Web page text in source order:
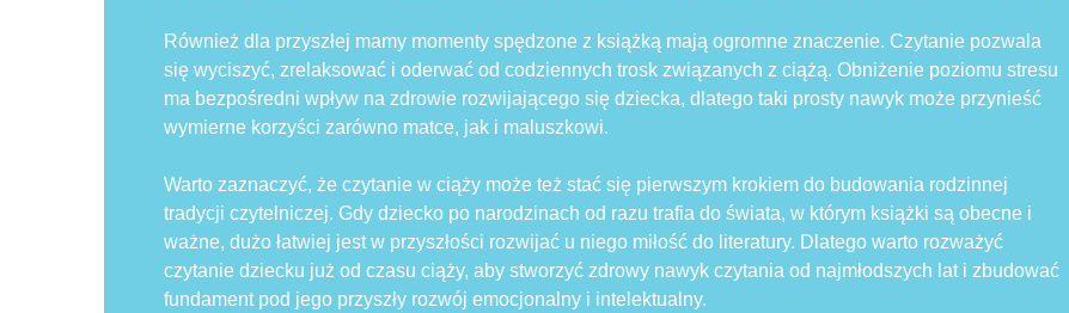
Również dla przyszłej mamy momenty spędzone z książką mają ogromne znaczenie. Czytanie pozwala
się wyciszyć, zrelaksować i oderwać od codziennych trosk związanych z ciążą. Obniżenie poziomu stresu
ma bezpośredni wpływ na zdrowie rozwijającego się dziecka, dlatego taki prosty nawyk może przynieść
wymierne korzyści zarówno matce, jak i maluszkowi.
Warto zaznaczyć, że czytanie w ciąży może też stać się pierwszym krokiem do budowania rodzinnej
tradycji czytelniczej. Gdy dziecko po narodzinach od razu trafia do świata, w którym książki są obecne i
ważne, dużo łatwiej jest w przyszłości rozwijać u niego miłość do literatury. Dlatego warto rozważyć
czytanie dziecku już od czasu ciąży, aby stworzyć zdrowy nawyk czytania od najmłodszych lat i zbudować
fundament pod jego przyszły rozwój emocjonalny i intelektualny.